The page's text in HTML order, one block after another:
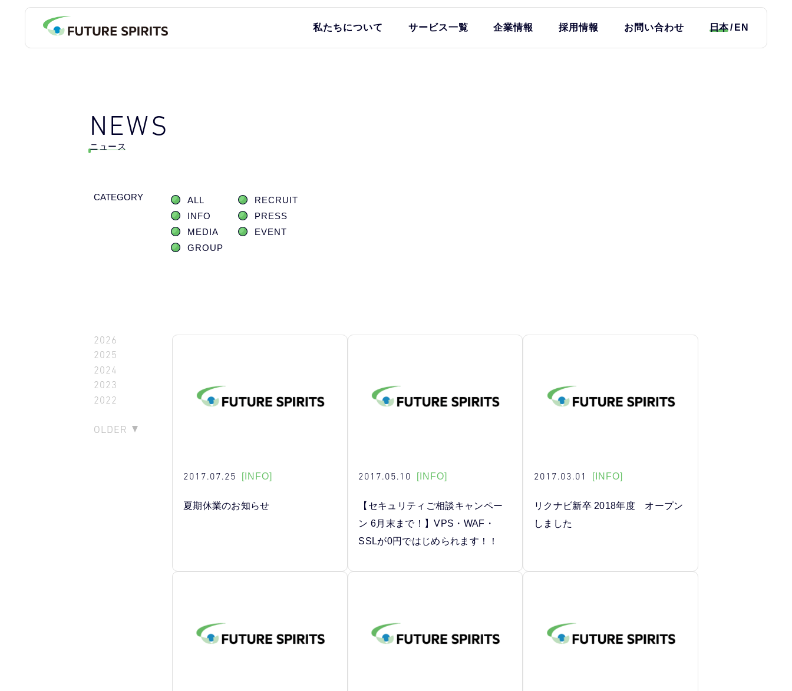
私たちについて サービス一覧 企業情報 採用情報 お問い合わせ 日本 EN
NEWS
ニュース
CATEGORY ALL
RECRUIT
INFO
PRESS
MEDIA
EVENT
GROUP
2026
2025
2024
2023
2022
OLDER
2017.07.25 [INFO]
夏期休業のお知らせ
2017.05.10 [INFO]
【セキュリティご相談キャンペー
ン 6月末まで！】VPS・WAF・
SSLが0円ではじめられます！！
2017.03.01 [INFO]
リクナビ新卒 2018年度 オープン
しました